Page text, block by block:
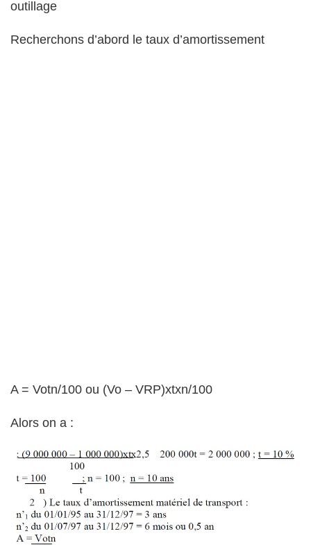
outillage
Recherchons d’abord le taux d’amortissement
A = Votn/100 ou (Vo – VRP)xtxn/100
Alors on a :